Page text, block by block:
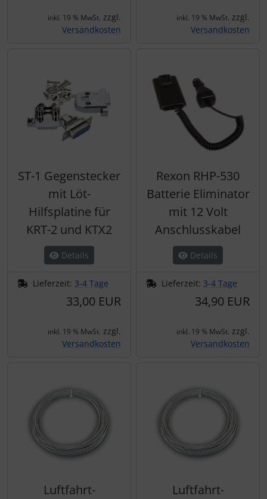
inkl. 19 % MwSt. zzgl.
Versandkosten
inkl. 19 % MwSt. zzgl.
Versandkosten
ST-1 Gegenstecker
mit Löt-
Hilfsplatine für
KRT-2 und KTX2
Details
Lieferzeit: 3-4 Tage
33,00 EUR
inkl. 19 % MwSt. zzgl.
Versandkosten
Rexon RHP-530
Batterie Eliminator
mit 12 Volt
Anschlusskabel
Details
Lieferzeit: 3-4 Tage
34,90 EUR
inkl. 19 % MwSt. zzgl.
Versandkosten
Luftfahrt-
Luftfahrt-